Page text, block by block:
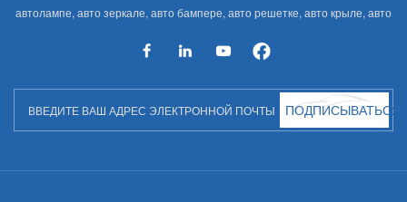
автолампе, авто зеркале, авто бампере, авто решетке, авто крыле, авто
автозапчастей для Audi, VW, Benz, BMW
ПОДПИСЫВАТЬСЯ